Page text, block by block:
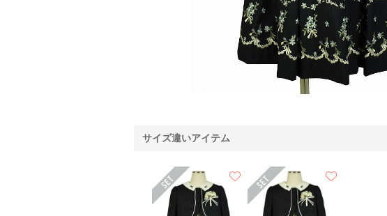
サイズ違いアイテム